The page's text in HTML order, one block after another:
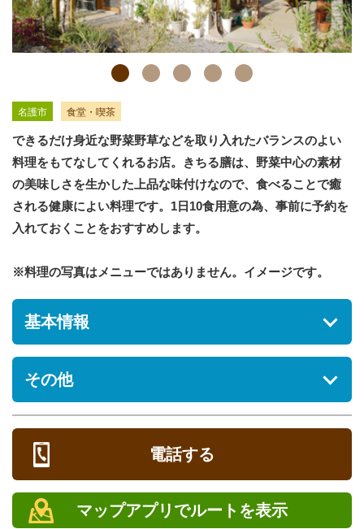
名護市 食堂・喫茶
できるだけ身近な野菜野草などを取り入れたバランスのよい
料理をもてなしてくれるお店。きちる膳は、野菜中心の素材
の美味しさを生かした上品な味付けなので、食べることで癒
される健康によい料理です。1日10食用意の為、事前に予約を
入れておくことをおすすめします。
※料理の写真はメニューではありません。イメージです。
基本情報
沖縄県名護市大北2-16-17
駐車場
[あり] 無料 6〜8台
営業時間
11:30～17:00（ランチタイム11:30～無くなり次第終了）
定休日
その他
メニュー
ランチタイム
きちる膳（コーヒー
or紅茶付）※1日10
1,000円
電話する
マップアプリでルートを表示